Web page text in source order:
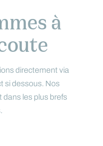
à
directement via
si dessous. Nos
les plus brefs